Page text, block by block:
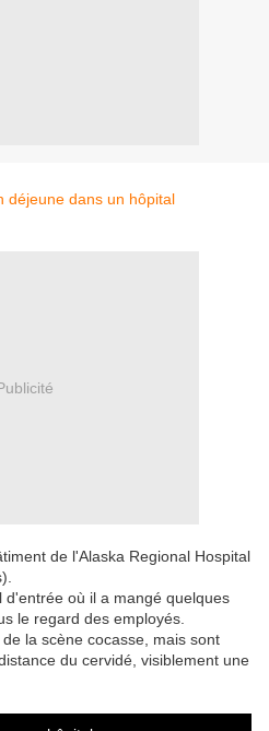
de l'Alaska Regional Hospital
où il a mangé quelques
le regard des employés.
la scène cocasse, mais sont
du cervidé, visiblement une